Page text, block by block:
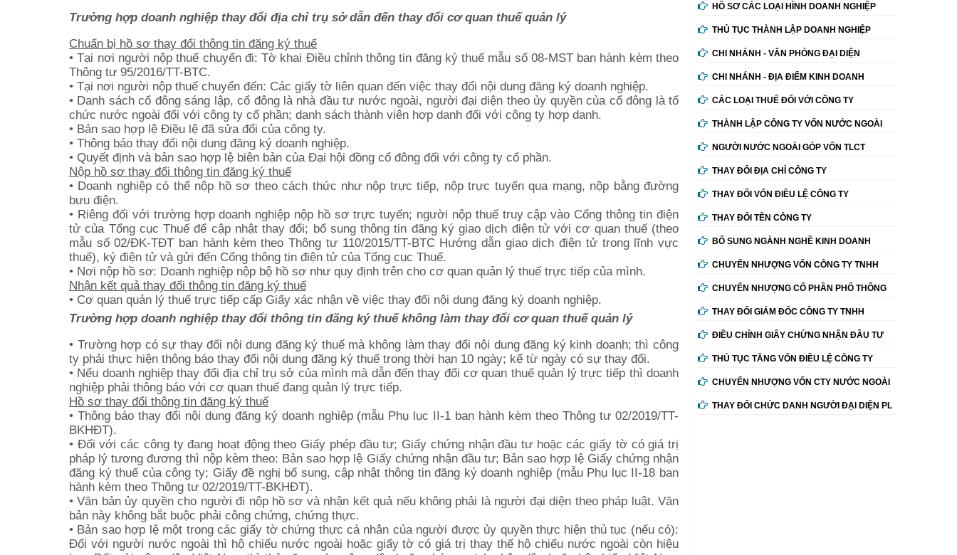
Trường hợp doanh nghiệp thay đổi địa chỉ trụ sở dẫn đến thay đổi cơ quan thuế quản lý
Chuẩn bị hồ sơ thay đổi thông tin đăng ký thuế
• Tại nơi người nộp thuế chuyển đi: Tờ khai Điều chỉnh thông tin đăng ký thuế mẫu số 08-MST ban hành kèm theo
Thông tư 95/2016/TT-BTC.
• Tại nơi người nộp thuế chuyển đến: Các giấy tờ liên quan đến việc thay đổi nội dung đăng ký doanh nghiệp.
• Danh sách cổ đông sáng lập, cổ đông là nhà đầu tư nước ngoài, người đại diện theo ủy quyền của cổ đông là tổ
chức nước ngoài đối với công ty cổ phần; danh sách thành viên hợp danh đối với công ty hợp danh.
• Bản sao hợp lệ Điều lệ đã sửa đổi của công ty.
• Thông báo thay đổi nội dung đăng ký doanh nghiệp.
• Quyết định và bản sao hợp lệ biên bản của Đại hội đồng cổ đông đối với công ty cổ phần.
Nộp hồ sơ thay đổi thông tin đăng ký thuế
• Doanh nghiệp có thể nộp hồ sơ theo cách thức như nộp trực tiếp, nộp trực tuyến qua mạng, nộp bằng đường
bưu điện.
• Riêng đối với trường hợp doanh nghiệp nộp hồ sơ trực tuyến; người nộp thuế truy cập vào Cổng thông tin điện
tử của Tổng cục Thuế để cập nhật thay đổi; bổ sung thông tin đăng ký giao dịch điện tử với cơ quan thuế (theo
mẫu số 02/ĐK-TĐT ban hành kèm theo Thông tư 110/2015/TT-BTC Hướng dẫn giao dịch điện tử trong lĩnh vực
thuế), ký điện tử và gửi đến Cổng thông tin điện tử của Tổng cục Thuế.
• Nơi nộp hồ sơ: Doanh nghiệp nộp bộ hồ sơ như quy định trên cho cơ quan quản lý thuế trực tiếp của mình.
Nhận kết quả thay đổi thông tin đăng ký thuế
• Cơ quan quản lý thuế trực tiếp cấp Giấy xác nhận về việc thay đổi nội dung đăng ký doanh nghiệp.
Trường hợp doanh nghiệp thay đổi thông tin đăng ký thuế không làm thay đổi cơ quan thuế quản lý
• Trường hợp có sự thay đổi nội dung đăng ký thuế mà không làm thay đổi nội dung đăng ký kinh doanh; thì công
ty phải thực hiện thông báo thay đổi nội dung đăng ký thuế trong thời hạn 10 ngày; kể từ ngày có sự thay đổi.
• Nếu doanh nghiệp thay đổi địa chỉ trụ sở của mình mà dẫn đến thay đổi cơ quan thuế quản lý trực tiếp thì doanh
nghiệp phải thông báo với cơ quan thuế đang quản lý trực tiếp.
Hồ sơ thay đổi thông tin đăng ký thuế
• Thông báo thay đổi nội dung đăng ký doanh nghiệp (mẫu Phụ lục II-1 ban hành kèm theo Thông tư 02/2019/TT-
BKHĐT).
• Đối với các công ty đang hoạt động theo Giấy phép đầu tư; Giấy chứng nhận đầu tư hoặc các giấy tờ có giá trị
pháp lý tương đương thì nộp kèm theo: Bản sao hợp lệ Giấy chứng nhận đầu tư; Bản sao hợp lệ Giấy chứng nhận
đăng ký thuế của công ty; Giấy đề nghị bổ sung, cập nhật thông tin đăng ký doanh nghiệp (mẫu Phụ lục II-18 ban
hành kèm theo Thông tư 02/2019/TT-BKHĐT).
• Văn bản ủy quyền cho người đi nộp hồ sơ và nhận kết quả nếu không phải là người đại diện theo pháp luật. Văn
bản này không bắt buộc phải công chứng, chứng thực.
• Bản sao hợp lệ một trong các giấy tờ chứng thực cá nhân của người được ủy quyền thực hiện thủ tục (nếu có):
Đối với người nước ngoài thì hộ chiếu nước ngoài hoặc giấy tờ có giá trị thay thế hộ chiếu nước ngoài còn hiệu
HỒ SƠ CÁC LOẠI HÌNH DOANH NGHIỆP
THỦ TỤC THÀNH LẬP DOANH NGHIỆP
CHI NHÁNH - VĂN PHÒNG ĐẠI DIỆN
CHI NHÁNH - ĐỊA ĐIỂM KINH DOANH
CÁC LOẠI THUẾ ĐỐI VỚI CÔNG TY
THÀNH LẬP CÔNG TY VỐN NƯỚC NGOÀI
NGƯỜI NƯỚC NGOÀI GÓP VỐN TLCT
THAY ĐỔI ĐỊA CHỈ CÔNG TY
THAY ĐỔI VỐN ĐIỀU LỆ CÔNG TY
THAY ĐỔI TÊN CÔNG TY
BỔ SUNG NGÀNH NGHỀ KINH DOANH
CHUYỂN NHƯỢNG VỐN CÔNG TY TNHH
CHUYỂN NHƯỢNG CỔ PHẦN PHỔ THÔNG
THAY ĐỔI GIÁM ĐỐC CÔNG TY TNHH
ĐIỀU CHỈNH GIẤY CHỨNG NHẬN ĐẦU TƯ
THỦ TỤC TĂNG VỐN ĐIỀU LỆ CÔNG TY
CHUYỂN NHƯỢNG VỐN CTY NƯỚC NGOÀI
THAY ĐỔI CHỨC DANH NGƯỜI ĐẠI DIỆN PL